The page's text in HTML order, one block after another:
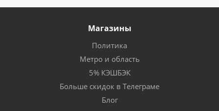
Магазины
Политика
Метро и область
5% КЭШБЭК
Больше скидок в Телеграме
Блог